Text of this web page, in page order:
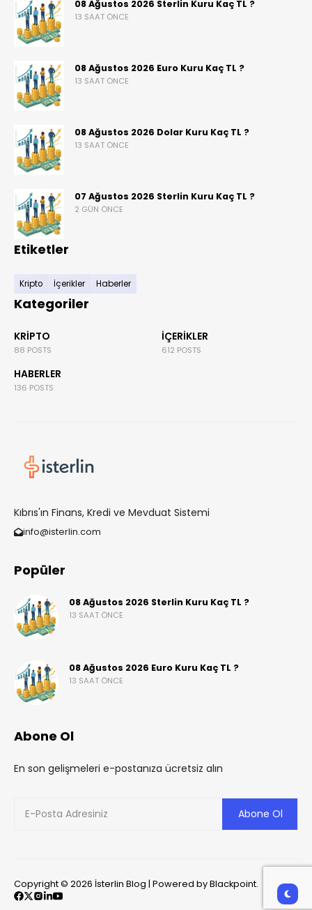
08 Ağustos 2026 Sterlin Kuru Kaç TL ?
13 SAAT ÖNCE
08 Ağustos 2026 Euro Kuru Kaç TL ?
13 SAAT ÖNCE
08 Ağustos 2026 Dolar Kuru Kaç TL ?
13 SAAT ÖNCE
07 Ağustos 2026 Sterlin Kuru Kaç TL ?
2 GÜN ÖNCE
Etiketler
Kripto İçerikler Haberler
Kategoriler
KRIPTO
88 POSTS
İÇERIKLER
612 POSTS
HABERLER
136 POSTS
Kıbrıs'ın Finans, Kredi ve Mevduat Sistemi
info@isterlin.com
Popüler
08 Ağustos 2026 Sterlin Kuru Kaç TL ?
13 SAAT ÖNCE
08 Ağustos 2026 Euro Kuru Kaç TL ?
13 SAAT ÖNCE
Abone Ol
En son gelişmeleri e-postanıza ücretsiz alın
Copyright © 2026 İsterlin Blog | Powered by Blackpoint.